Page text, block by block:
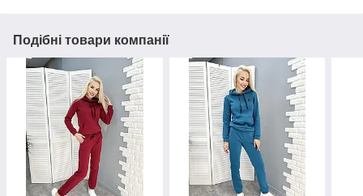
Подібні товари компанії